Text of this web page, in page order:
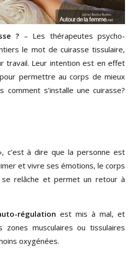
? – Les thérapeutes psycho-
le mot de cuirasse tissulaire,
travail. Leur intention est en effet
permettre au corps de mieux
comment s’installe une cuirasse?
c’est à dire que la personne est
et vivre ses émotions, le corps
relâche et permet un retour à
régulation est mis à mal, et
musculaires ou tissulaires
oxygénées.